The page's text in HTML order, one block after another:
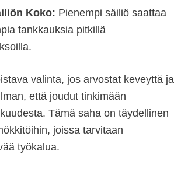
Koko: Pienempi säiliö saattaa
tankkauksia pitkillä
valinta, jos arvostat keveyttä ja
että joudut tinkimään
Tämä saha on täydellinen
joissa tarvitaan
työkalua.